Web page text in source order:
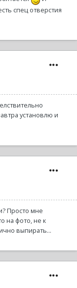
спец отверстия
установлю и
Просто мне
на фото, не к
выпирать...